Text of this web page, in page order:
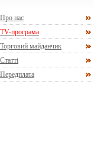
Про нас
TV-програма
Торговий майданчик
Статті
Передплата